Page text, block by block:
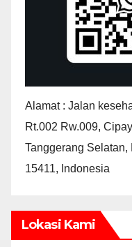
Alamat : Jalan
Rt.002 Rw.009,
Tanggerang Selatan,
15411, Indonesia
Lokasi Kami